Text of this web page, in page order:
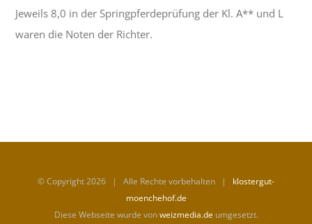
Jeweils 8,0 in der Springpferdeprüfung der Kl. A** und L
waren die Noten der Richter.
© Copyright2026 | Alle Rechte vorbehalten | klostergut-
moenchehof.de
Diese Webseite wurde vonweizmedia.deumgesetzt.